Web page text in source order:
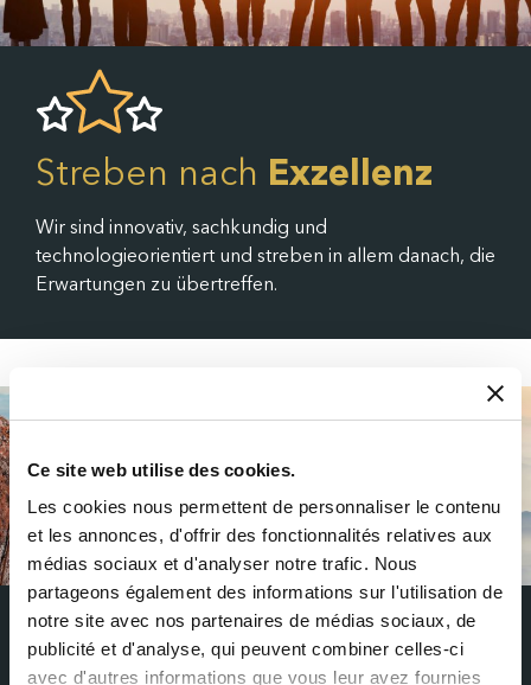
Ce site web utilise des cookies.
Les cookies nous permettent de personnaliser le contenu
et les annonces, d'offrir des fonctionnalités relatives aux
médias sociaux et d'analyser notre trafic. Nous
partageons également des informations sur l'utilisation de
notre site avec nos partenaires de médias sociaux, de
publicité et d'analyse, qui peuvent combiner celles-ci
avec d'autres informations que vous leur avez fournies
Streben nach Exzellenz
Wir sind innovativ, sachkundig und
technologieorientiert und streben in allem danach, die
Erwartungen zu übertreffen.